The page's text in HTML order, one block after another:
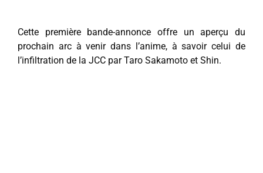
Cette première bande-annonce offre un aperçu du
prochain arc à venir dans l’anime, à savoir celui de
l’infiltration de la JCC par Taro Sakamoto et Shin.